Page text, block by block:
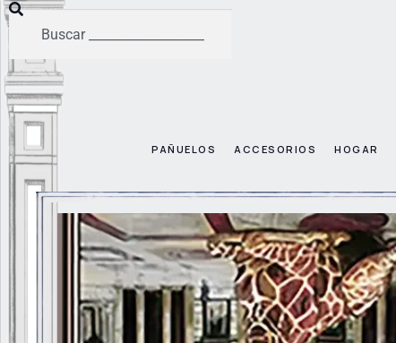
PAÑUELOS ACCESORIOS HOGAR